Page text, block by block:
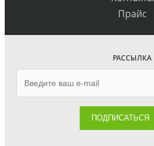
Прайс
РАССЫЛКА
ПОДПИСАТЬСЯ